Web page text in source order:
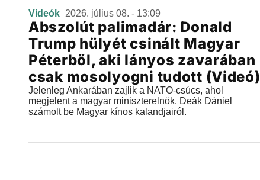
Videók 2026. július 08. - 13:09
Abszolút palimadár: Donald
Trump hülyét csinált Magyar
Péterből, aki lányos zavarában
csak mosolyogni tudott (Videó)
Jelenleg Ankarában zajlik a NATO-csúcs, ahol
megjelent a magyar miniszterelnök. Deák Dániel
számolt be Magyar kínos kalandjairól.